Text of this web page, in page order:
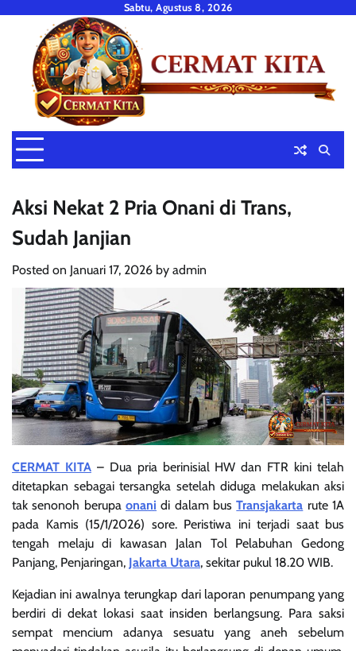
content
Sabtu, Agustus 8, 2026
Aksi Nekat 2 Pria Onani di Trans,
Sudah Janjian
Posted on Januari 17, 2026 by admin
CERMAT KITA– Dua pria berinisial HW dan FTR kini telah
ditetapkan sebagai tersangka setelah diduga melakukan aksi
tak senonoh berupa onani di dalam busTransjakarta rute 1A
pada Kamis (15/1/2026) sore. Peristiwa ini terjadi saat bus
tengah melaju di kawasan Jalan Tol Pelabuhan Gedong
Panjang, Penjaringan, Jakarta Utara, sekitar pukul 18.20 WIB.
Kejadian ini awalnya terungkap dari laporan penumpang yang
berdiri di dekat lokasi saat insiden berlangsung. Para saksi
sempat mencium adanya sesuatu yang aneh sebelum